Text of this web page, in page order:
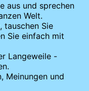
aus und sprechen
Welt.
tauschen Sie
Sie einfach mit
Langeweile -
Meinungen und